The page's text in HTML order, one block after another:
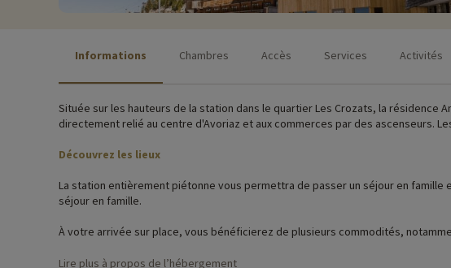
Informations Chambres Accès Services Activités
Située sur les hauteurs de la station dans le quartier Les Crozats, la
directement relié au centre d'Avoriaz et aux commerces par des ascenseurs.
Découvrez les lieux
La station entièrement piétonne vous permettra de passer un séjour en
séjour en famille.
À votre arrivée sur place, vous bénéficierez de plusieurs commodités,
Lire plus à propos de l’hébergement